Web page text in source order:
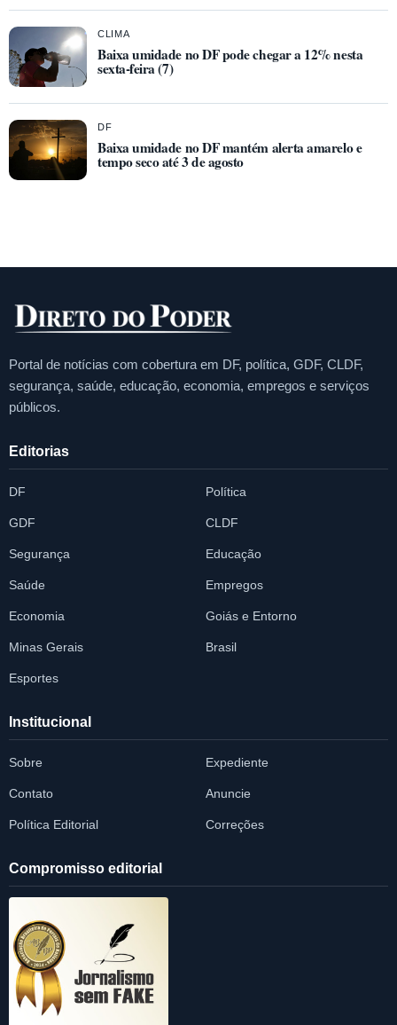
CLIMA
Baixa umidade no DF pode chegar a 12% nesta
sexta-feira (7)
DF
Baixa umidade no DF mantém alerta amarelo e
tempo seco até 3 de agosto
Portal de notícias com cobertura em DF, política, GDF, CLDF,
segurança, saúde, educação, economia, empregos e serviços
públicos.
Editorias
DF Política
GDF CLDF
Segurança Educação
Saúde Empregos
Economia Goiás e Entorno
Minas Gerais Brasil
Esportes
Institucional
Sobre Expediente
Contato Anuncie
Política Editorial Correções
Compromisso editorial